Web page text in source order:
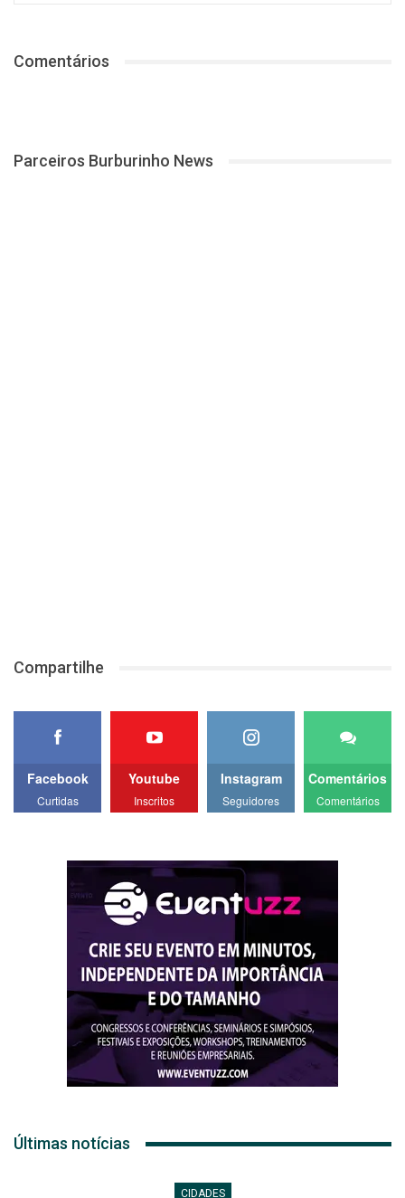
Comentários
Parceiros Burburinho News
Compartilhe
Facebook
Curtidas
Youtube
Inscritos
Instagram
Seguidores
Comentários
Comentários
Últimas notícias
CIDADES